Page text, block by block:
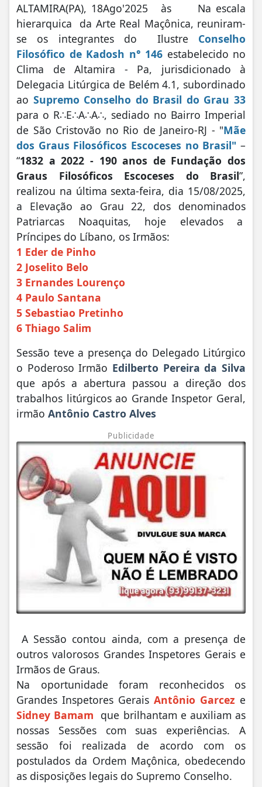
ALTAMIRA(PA), 18Ago'2025 às Na escala
hierarquica da Arte Real Maçônica, reuniram-
se os integrantes do Ilustre Conselho
Filosófico de Kadosh n° 146 estabelecido no
Clima de Altamira - Pa, jurisdicionado à
Delegacia Litúrgica de Belém 4.1, subordinado
ao Supremo Conselho do Brasil do Grau 33
para o R∴E∴A∴A∴, sediado no Bairro Imperial
de São Cristovão no Rio de Janeiro-RJ - "Mãe
dos Graus Filosóficos Escoceses no Brasil" –
“1832 a 2022 - 190 anos de Fundação dos
Graus Filosóficos Escoceses do Brasil”,
realizou na última sexta-feira, dia 15/08/2025,
a Elevação ao Grau 22, dos denominados
Patriarcas Noaquitas, hoje elevados a
Príncipes do Líbano, os Irmãos:
1 Eder de Pinho
2 Joselito Belo
3 Ernandes Lourenço
4 Paulo Santana
5 Sebastiao Pretinho
6 Thiago Salim
Sessão teve a presença do Delegado Litúrgico
o Poderoso Irmão Edilberto Pereira da Silva
que após a abertura passou a direção dos
trabalhos litúrgicos ao Grande Inspetor Geral,
irmão Antônio Castro Alves
Publicidade
A Sessão contou ainda, com a presença de
outros valorosos Grandes Inspetores Gerais e
Irmãos de Graus.
Na oportunidade foram reconhecidos os
Grandes Inspetores Gerais Antônio Garcez e
Sidney Bamam que brilhantam e auxiliam as
nossas Sessões com suas experiências. A
sessão foi realizada de acordo com os
postulados da Ordem Maçônica, obedecendo
as disposições legais do Supremo Conselho.